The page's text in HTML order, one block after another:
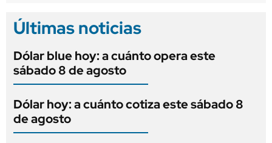
Últimas noticias
Dólar blue hoy: a cuánto opera este
sábado 8 de agosto
Dólar hoy: a cuánto cotiza este sábado 8
de agosto